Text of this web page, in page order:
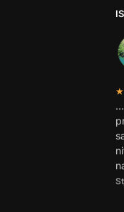
…